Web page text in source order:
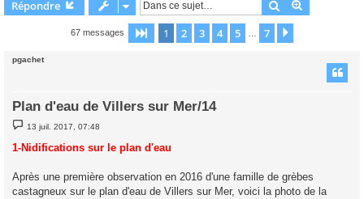
Répondre Rechercher
67 messages Page 1sur7
1 2 3 4 5 7
pgachet
Plan d'eau de Villers sur Mer/14
M
e
s
s
e
13 juil. 2017, 07:48
1-Nidifications sur le plan d'eau
Après une première observation en 2016 d'une famille de grèbes
castagneux sur le plan d'eau de Villers sur Mer, voici la photo de la